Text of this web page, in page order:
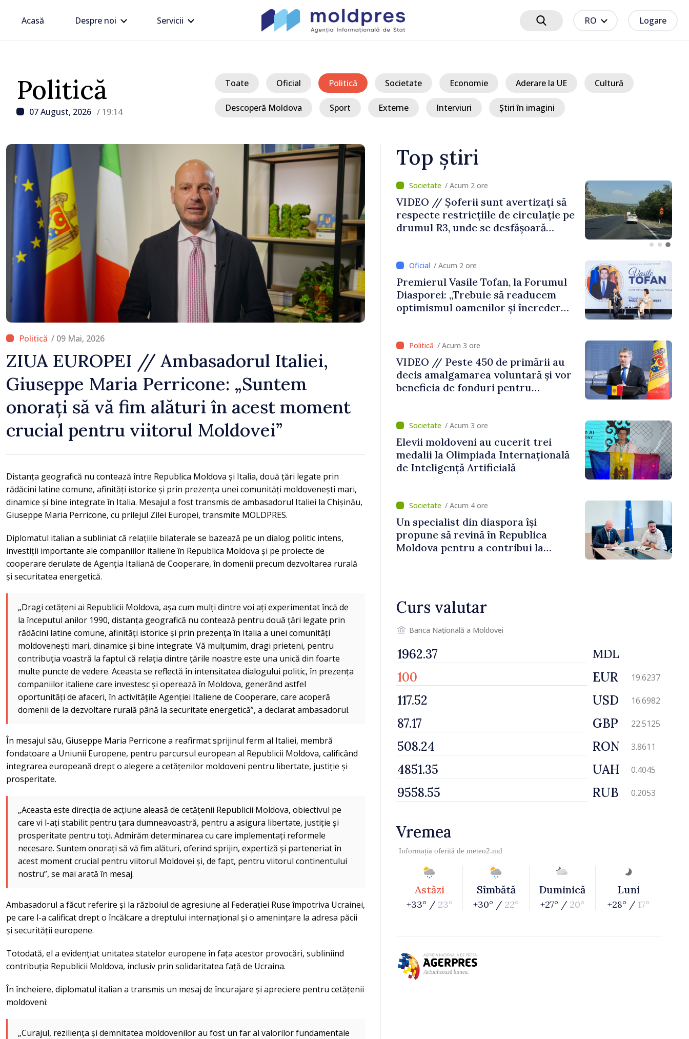
Acasă Despre noi Servicii RO Logare
Politică
07 August, 2026 / 19:14
Toate Oficial Politică Societate Economie Aderare la UE Cultură
Descoperă Moldova Sport Externe Interviuri Știri în imagini
/ 09 Mai, 2026
ZIUA EUROPEI // Ambasadorul Italiei,
Giuseppe Maria Perricone: „Suntem
onorați să vă fim alături în acest moment
crucial pentru viitorul Moldovei”
Distanța geografică nu contează între Republica Moldova și Italia, două țări legate prin
rădăcini latine comune, afinități istorice și prin prezența unei comunități moldovenești mari,
dinamice și bine integrate în Italia. Mesajul a fost transmis de ambasadorul Italiei la Chișinău,
Giuseppe Maria Perricone, cu prilejul Zilei Europei, transmite MOLDPRES.
Diplomatul italian a subliniat că relațiile bilaterale se bazează pe un dialog politic intens,
investiții importante ale companiilor italiene în Republica Moldova și pe proiecte de
cooperare derulate de Agenția Italiană de Cooperare, în domenii precum dezvoltarea rurală
și securitatea energetică.
„Dragi cetățeni ai Republicii Moldova, așa cum mulți dintre voi ați experimentat încă de
la începutul anilor 1990, distanța geografică nu contează pentru două țări legate prin
rădăcini latine comune, afinități istorice și prin prezența în Italia a unei comunități
moldovenești mari, dinamice și bine integrate. Vă mulțumim, dragi prieteni, pentru
contribuția voastră la faptul că relația dintre țările noastre este una unică din foarte
multe puncte de vedere. Aceasta se reflectă în intensitatea dialogului politic, în prezența
companiilor italiene care investesc și operează în Moldova, generând astfel
oportunități de afaceri, în activitățile Agenției Italiene de Cooperare, care acoperă
domenii de la dezvoltare rurală până la securitate energetică”, a declarat ambasadorul.
În mesajul său, Giuseppe Maria Perricone a reafirmat sprijinul ferm al Italiei, membră
fondatoare a Uniunii Europene, pentru parcursul european al Republicii Moldova, calificând
integrarea europeană drept o alegere a cetățenilor moldoveni pentru libertate, justiție și
prosperitate.
„Aceasta este direcția de acțiune aleasă de cetățenii Republicii Moldova, obiectivul pe
care vi l-ați stabilit pentru țara dumneavoastră, pentru a asigura libertate, justiție și
prosperitate pentru toți. Admirăm determinarea cu care implementați reformele
necesare. Suntem onorați să vă fim alături, oferind sprijin, expertiză și parteneriat în
acest moment crucial pentru viitorul Moldovei și, de fapt, pentru viitorul continentului
nostru”, se mai arată în mesaj.
Ambasadorul a făcut referire și la războiul de agresiune al Federației Ruse împotriva Ucrainei,
pe care l-a calificat drept o încălcare a dreptului internațional și o amenințare la adresa păcii
și securității europene.
Totodată, el a evidențiat unitatea statelor europene în fața acestor provocări, subliniind
contribuția Republicii Moldova, inclusiv prin solidaritatea față de Ucraina.
În încheiere, diplomatul italian a transmis un mesaj de încurajare și apreciere pentru cetățenii
moldoveni:
„Curajul, reziliența și demnitatea moldovenilor au fost un far al valorilor fundamentale
Top știri
/ Acum 2 ore
CNAS a finanțat plata
indemnizațiilor pentru familiile cu
copii și a celor pentru incapacitate
temporară de muncă
/ Acum 2 ore
VIDEO // Șoferii sunt avertizați să
respecte restricțiile de circulație pe
drumul R3, unde se desfășoară
/ Acum 2 ore
Premierul Vasile Tofan, la Forumul
Diasporei: „Trebuie să readucem
optimismul oamenilor și încrederea
/ Acum 3 ore
VIDEO // Peste 450 de primării au
decis amalgamarea voluntară și vor
beneficia de fonduri pentru
dăm o șansă localităților să se
dezvolte”
/ Acum 3 ore
Elevii moldoveni au cucerit trei
medalii la Olimpiada Internațională
de Inteligență Artificială
/ Acum 4 ore
Un specialist din diaspora își
propune să revină în Republica
Moldova pentru a contribui la
Curs valutar
Banca Națională a Moldovei
MDL
EUR 19.6237
USD 16.6982
GBP 22.5125
RON 3.8611
UAH 0.4045
RUB 0.2053
Vremea
Informația oferită de meteo2.md
Astăzi
+33° / 23°
Sîmbătă
+30° / 22°
Duminică
+27° / 20°
Luni
+28° / 17°